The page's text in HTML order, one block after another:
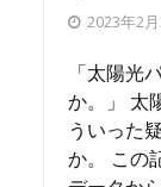
2023年2
「太陽光
か。」 太
ういった
か。 この